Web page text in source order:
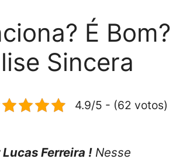
É Bom?
Sincera
4.9/5 - (62 votos)
Ferreira ! Nesse